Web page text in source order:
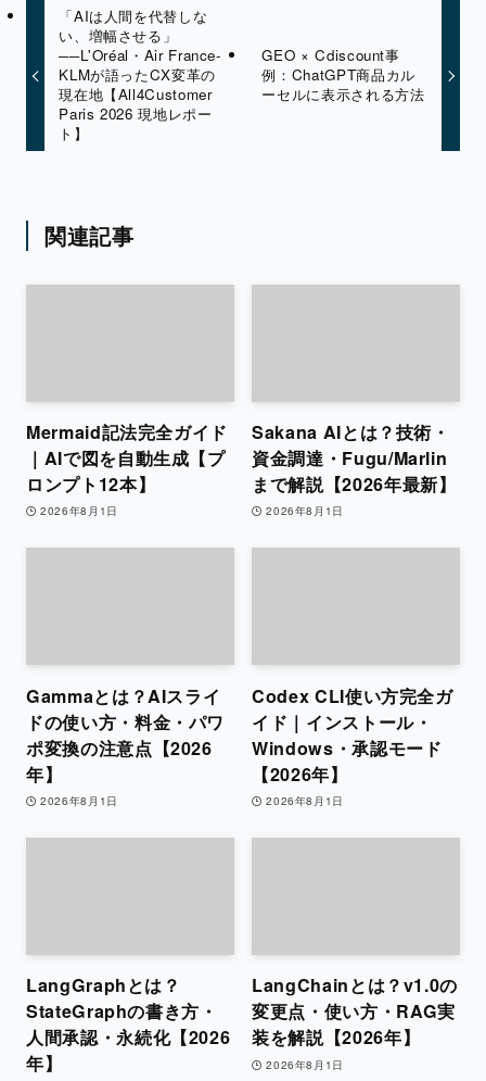
「AIは人間を代替しな
い、増幅させる」
──L'Oréal・Air France-
KLMが語ったCX変革の
現在地【All4Customer
Paris 2026 現地レポー
ト】
GEO × Cdiscount事
例：ChatGPT商品カル
ーセルに表示される方法
関連記事
Mermaid記法完全ガイド
｜AIで図を自動生成【プ
ロンプト12本】
2026年8月1日
Sakana AIとは？技術・
資金調達・Fugu/Marlin
まで解説【2026年最新】
2026年8月1日
Gammaとは？AIスライ
ドの使い方・料金・パワ
ポ変換の注意点【2026
年】
2026年8月1日
Codex CLI使い方完全ガ
イド｜インストール・
Windows・承認モード
【2026年】
2026年8月1日
LangGraphとは？
StateGraphの書き方・
人間承認・永続化【2026
年】
LangChainとは？v1.0の
変更点・使い方・RAG実
装を解説【2026年】
2026年8月1日